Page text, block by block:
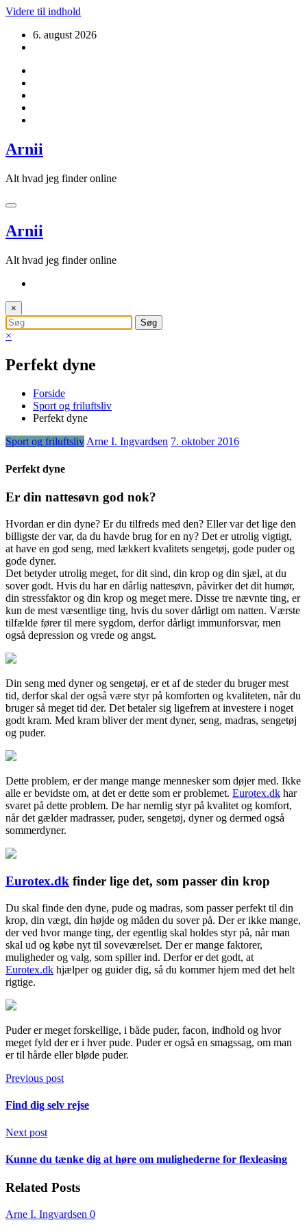
Videre til indhold
6. august 2026
Arnii
Alt hvad jeg finder online
Arnii
Alt hvad jeg finder online
×
×
Perfekt dyne
Forside
Sport og friluftsliv
Perfekt dyne
Sport og friluftslivArne I. Ingvardsen 7. oktober 2016
Perfekt dyne
Er din nattesøvn god nok?
Hvordan er din dyne? Er du tilfreds med den? Eller var det lige den
billigste der var, da du havde brug for en ny? Det er utrolig vigtigt,
at have en god seng, med lækkert kvalitets sengetøj, gode puder og
gode dyner.
Det betyder utrolig meget, for dit sind, din krop og din sjæl, at du
sover godt. Hvis du har en dårlig nattesøvn, påvirker det dit humør,
din stressfaktor og din krop og meget mere. Disse tre nævnte ting, er
kun de mest væsentlige ting, hvis du sover dårligt om natten. Værste
tilfælde fører til mere sygdom, derfor dårligt immunforsvar, men
også depression og vrede og angst.
Din seng med dyner og sengetøj, er et af de steder du bruger mest
tid, derfor skal der også være styr på komforten og kvaliteten, når du
bruger så meget tid der. Det betaler sig ligefrem at investere i noget
godt kram. Med kram bliver der ment dyner, seng, madras, sengetøj
og puder.
Dette problem, er der mange mange mennesker som døjer med. Ikke
alle er bevidste om, at det er dette som er problemet. Eurotex.dk har
svaret på dette problem. De har nemlig styr på kvalitet og komfort,
når det gælder madrasser, puder, sengetøj, dyner og dermed også
sommerdyner.
Eurotex.dk finder lige det, som passer din krop
Du skal finde den dyne, pude og madras, som passer perfekt til din
krop, din vægt, din højde og måden du sover på. Der er ikke mange,
der ved hvor mange ting, der egentlig skal holdes styr på, når man
skal ud og købe nyt til soveværelset. Der er mange faktorer,
muligheder og valg, som spiller ind. Derfor er det godt, at
Eurotex.dk hjælper og guider dig, så du kommer hjem med det helt
rigtige.
Puder er meget forskellige, i både puder, facon, indhold og hvor
meget fyld der er i hver pude. Puder er også en smagssag, om man
er til hårde eller bløde puder.
Previous post
Find dig selv rejse
Next post
Kunne du tænke dig at høre om mulighederne for flexleasing
Related Posts
Arne I. Ingvardsen 0